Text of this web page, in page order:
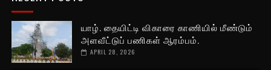
யாழ். தையிட்டி விகாரை காணியில் மீண்டும்
அளவீட்டுப் பணிகள் ஆரம்பம்.
APRIL 28, 2026